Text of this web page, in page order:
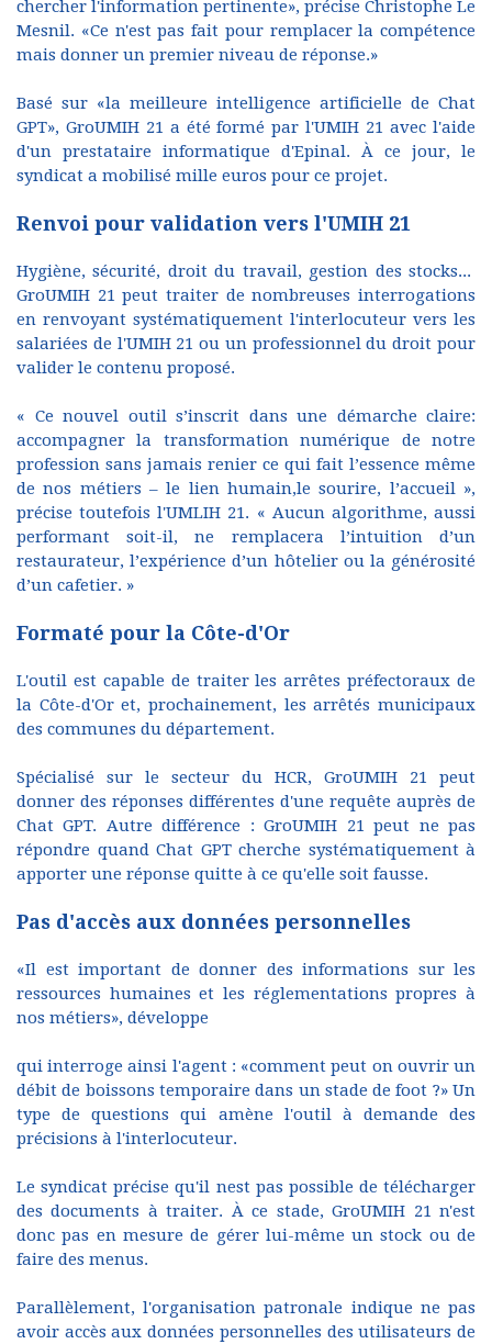
chercher l'information pertinente», précise Christophe Le
Mesnil. «Ce n'est pas fait pour remplacer la compétence
mais donner un premier niveau de réponse.»
Basé sur «la meilleure intelligence artificielle de Chat
GPT», GroUMIH 21 a été formé par l'UMIH 21 avec l'aide
d'un prestataire informatique d'Epinal. À ce jour, le
syndicat a mobilisé mille euros pour ce projet.
Renvoi pour validation vers l'UMIH 21
Hygiène, sécurité, droit du travail, gestion des stocks...
GroUMIH 21 peut traiter de nombreuses interrogations
en renvoyant systématiquement l'interlocuteur vers les
salariées de l'UMIH 21 ou un professionnel du droit pour
valider le contenu proposé.
« Ce nouvel outil s’inscrit dans une démarche claire:
accompagner la transformation numérique de notre
profession sans jamais renier ce qui fait l’essence même
de nos métiers – le lien humain,le sourire, l’accueil »,
précise toutefois l'UMLIH 21. « Aucun algorithme, aussi
performant soit-il, ne remplacera l’intuition d’un
restaurateur, l’expérience d’un hôtelier ou la générosité
d’un cafetier. »
Formaté pour la Côte-d'Or
L'outil est capable de traiter les arrêtes préfectoraux de
la Côte-d'Or et, prochainement, les arrêtés municipaux
des communes du département.
Spécialisé sur le secteur du HCR, GroUMIH 21 peut
donner des réponses différentes d'une requête auprès de
Chat GPT. Autre différence : GroUMIH 21 peut ne pas
répondre quand Chat GPT cherche systématiquement à
apporter une réponse quitte à ce qu'elle soit fausse.
Pas d'accès aux données personnelles
«Il est important de donner des informations sur les
ressources humaines et les réglementations propres à
nos métiers», développe
qui interroge ainsi l'agent : «comment peut on ouvrir un
débit de boissons temporaire dans un stade de foot ?» Un
type de questions qui amène l'outil à demande des
précisions à l'interlocuteur.
Le syndicat précise qu'il nest pas possible de télécharger
des documents à traiter. À ce stade, GroUMIH 21 n'est
donc pas en mesure de gérer lui-même un stock ou de
faire des menus.
Parallèlement, l'organisation patronale indique ne pas
avoir accès aux données personnelles des utilisateurs de